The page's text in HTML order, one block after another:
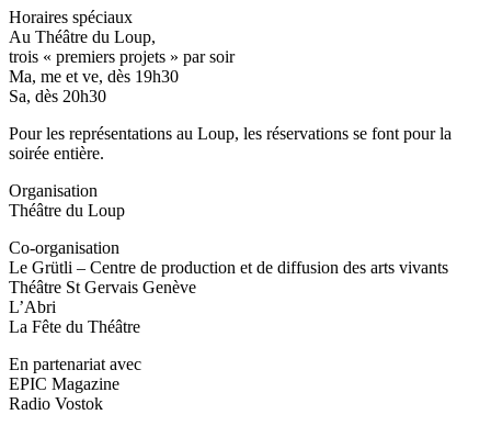
Horaires spéciaux
Au Théâtre du Loup,
trois « premiers projets » par soir
Ma, me et ve, dès 19h30
Sa, dès 20h30
Pour les représentations au Loup, les réservations se font pour la
soirée entière.
Organisation
Théâtre du Loup
Co-organisation
Le Grütli – Centre de production et de diffusion des arts vivants
Théâtre St Gervais Genève
L’Abri
La Fête du Théâtre
En partenariat avec
EPIC Magazine
Radio Vostok